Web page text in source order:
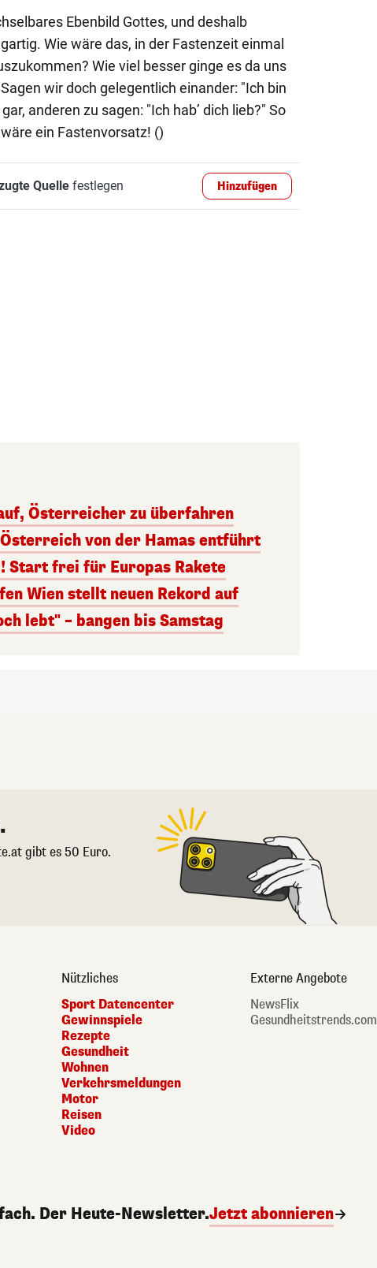
Ebenbild Gottes, und deshalb
Wie wäre das, in der Fastenzeit einmal
Wie viel besser ginge es da uns
wir doch gelegentlich einander: "Ich bin
anderen zu sagen: "Ich hab’ dich lieb?" So
ein Fastenvorsatz! ()
Quellefestlegen Hinzufügen
Österreicher zu überfahren
von der Hamas entführt
Start frei für Europas Rakete
Wien stellt neuen Rekord auf
lebt" – bangen bis Samstag
gibt es 50 Euro.
Nützliches
Sport Datencenter
Gewinnspiele
Rezepte
Gesundheit
Wohnen
Verkehrsmeldungen
Motor
Reisen
Video
Externe Angebote
NewsFlix
Gesundheitstrends.com
Der Heute-Newsletter.Jetzt abonnieren